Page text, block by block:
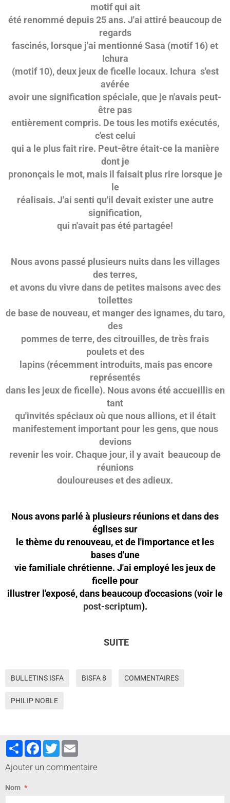
motif qui ait
été renommé depuis 25 ans. J'ai attiré beaucoup de
regards
fascinés, lorsque j'ai mentionné Sasa (motif 16) et
Ichura
(motif 10), deux jeux de ficelle locaux. Ichura s'est
avérée
avoir une signification spéciale, que je n'avais peut-
être pas
entièrement compris. De tous les motifs exécutés,
c'est celui
qui a le plus fait rire. Peut-être était-ce la manière
dont je
prononçais le mot, mais il faisait plus rire lorsque je
le
réalisais. J'ai senti qu'il devait exister une autre
signification,
qui n'avait pas été partagée!
Nous avons passé plusieurs nuits dans les villages
des terres,
et avons du vivre dans de petites maisons avec des
toilettes
de base de nouveau, et manger des ignames, du taro,
des
pommes de terre, des citrouilles, de très frais
poulets et des
lapins (récemment introduits, mais pas encore
représentés
dans les jeux de ficelle). Nous avons été accueillis en
tant
qu'invités spéciaux où que nous allions, et il était
manifestement important pour les gens, que nous
devions
revenir les voir. Chaque jour, il y avait beaucoup de
réunions
douloureuses et des adieux.
Nous avons parlé à plusieurs réunions et dans des
églises sur
le thème du renouveau, et de l'importance et les
bases d'une
vie familiale chrétienne. J'ai employé les jeux de
ficelle pour
illustrer l'exposé, dans beaucoup d'occasions (voir le
post-scriptum).
SUITE
BULLETINS ISFA BISFA 8 COMMENTAIRES
PHILIP NOBLE
PartagerFacebook
Twitter
Ajouter un commentaire
Nom